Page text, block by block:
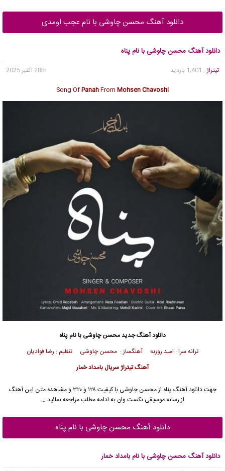
دانلود آهنگ محسن چاوشی با نام عجب اومدی
دانلود آهنگ محسن چاوشی با نام پناه
تیتراژ , 1,401 بازدید
28th اکتبر 2025
Song OfPanahFrom Mohsen Chavoshi
دانلود آهنگ جدیدمحسن چاوشی با نام پناه
ترانه سرا : امید روزبه آهنگساز : محسن چاوشی
تنظیم : رضا فوادیان
آهنگ تیتراژ سریال بامداد خمار
جهت دانلود آهنگ پناه ازمحسن چاوشی
با کیفیت ۱۲۸ و ۳۲۰ و مشاهده متن این آهنگ
از رسانه موسیقی نکست وان به ادامه مطلب مراجعه نمائید …
دانلود آهنگ محسن چاوشی با نام پناه
دانلود آهنگ محسن چاوشی با نام بامداد خمار